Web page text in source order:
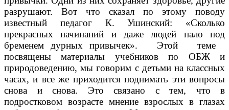
разрушают. Вот что сказал по этому поводу
известный педагог К. Ушинский: «Сколько
прекрасных начинаний и даже людей пало под
бременем дурных привычек». Этой теме
посвящены материалы учебников по ОБЖ и
природоведению, мы говорим с детьми на классных
часах, и все же приходится поднимать эти вопросы
снова и снова. Это связано с тем, что в
подростковом возрасте мнение взрослых в глазах